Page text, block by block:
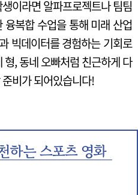
이라면 알파프로젝트나 팀팀
융복합 수업을 통해 미래 산업
빅데이터를 경험하는 기회로
형, 동네 오빠처럼 친근하게 다
비가 되어있습니다!
하는 스포츠 영화